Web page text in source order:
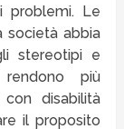
problemi. Le
società abbia
stereotipi e
rendono più
con disabilità
il proposito